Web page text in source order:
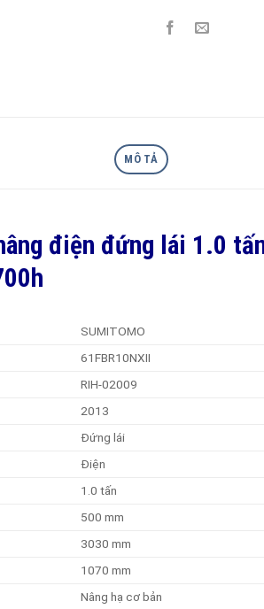
MÔ TẢ
điện đứng lái 1.0
SUMITOMO
61FBR10NXII
RIH-02009
2013
Đứng lái
Điện
1.0 tấn
500 mm
3030 mm
1070 mm
Nâng hạ cơ bản